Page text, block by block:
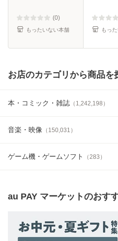
(0)
もったいない本舗 もっ
お店のカテゴリから商品を
本・コミック・雑誌 （ 1,242,198 ）
音楽・映像 （ 150,031 ）
ゲーム機・ゲームソフト （283 ）
au PAY マーケットのおす